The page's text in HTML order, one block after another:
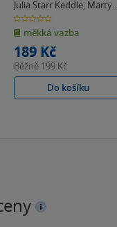
Julia Starr Keddle, Martyn
Hobbs
0.0
z
5
hvězdiček
měkká vazba
189 Kč
Běžně 199 Kč
Do košíku